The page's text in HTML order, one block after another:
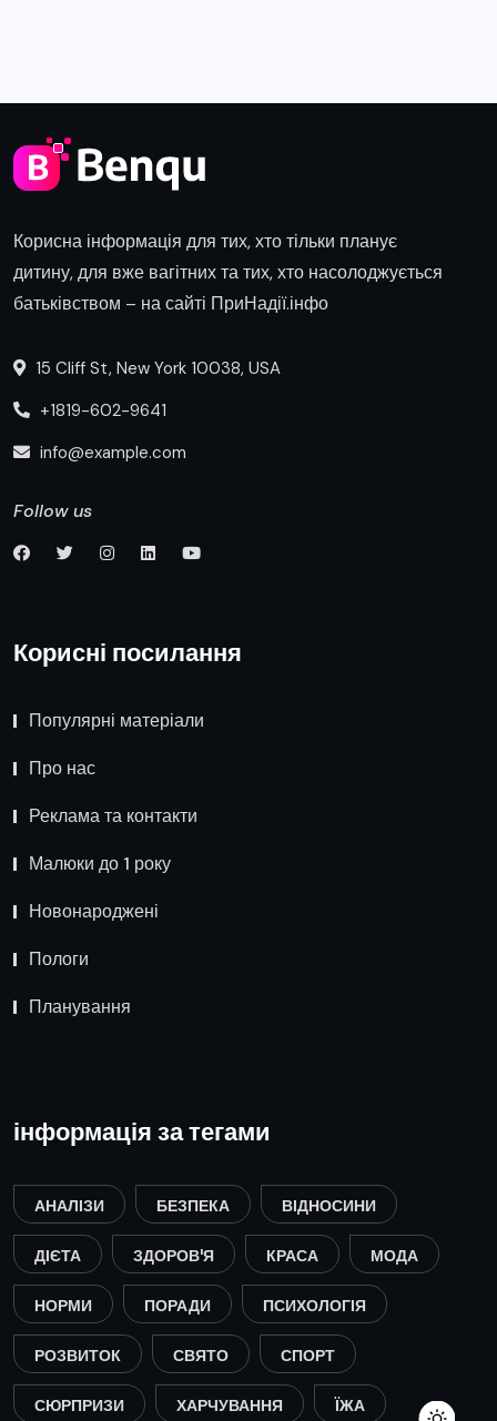
Корисна інформація для тих, хто тільки планує
дитину, для вже вагітних та тих, хто насолоджується
батьківством – на сайті ПриНадії.інфо
15 Cliff St, New York 10038, USA
+1819-602-9641
info@example.com
Follow us
Корисні посилання
Популярні матеріали
Про нас
Реклама та контакти
Малюки до 1 року
Новонароджені
Пологи
Планування
інформація за тегами
АНАЛІЗИ БЕЗПЕКА ВІДНОСИНИ
ДІЄТА ЗДОРОВ'Я КРАСА МОДА
НОРМИ ПОРАДИ ПСИХОЛОГІЯ
РОЗВИТОК СВЯТО СПОРТ
СЮРПРИЗИ ХАРЧУВАННЯ ЇЖА